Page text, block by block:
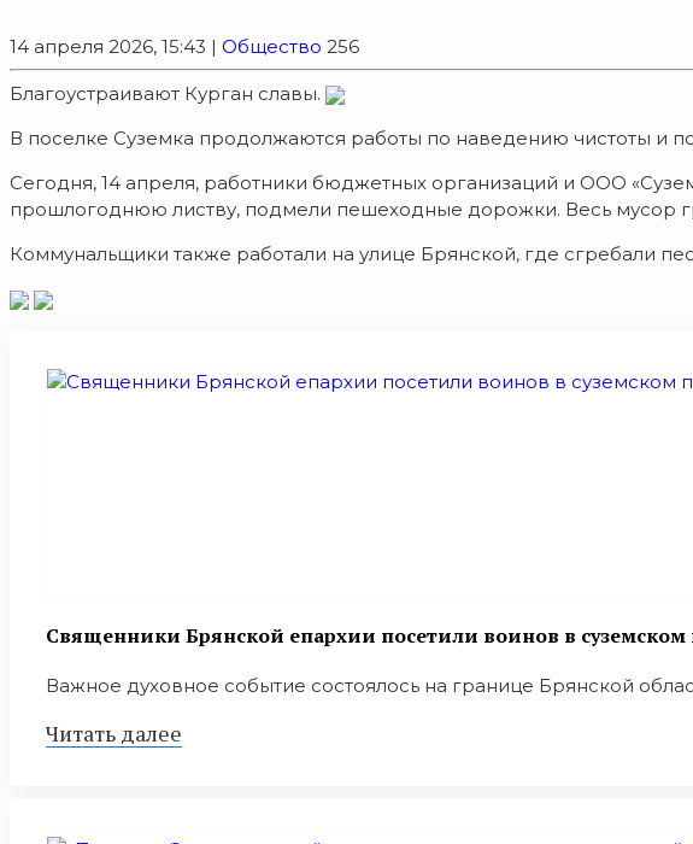
14 апреля 2026, 15:43 | Общество 256
Благоустраивают Курган славы.
В поселке Суземка продолжаются работы по наведению чистоты и
Сегодня, 14 апреля, работники бюджетных организаций и ООО
прошлогоднюю листву, подмели пешеходные дорожки. Весь мусор
Коммунальщики также работали на улице Брянской, где сгребали
Священники Брянской епархии посетили воинов в суземском
Важное духовное событие состоялось на границе Брянской
Читать далее